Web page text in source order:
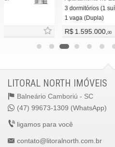
3 dormitórios (1 suíte)
1 vaga (Dupla)
R$ 1.595.000,00
LITORAL NORTH IMÓVEIS
Balneário Camboriú - SC
(47) 99673-1309 (WhatsApp)
ligamos para você
contato@litoralnorth.com.br